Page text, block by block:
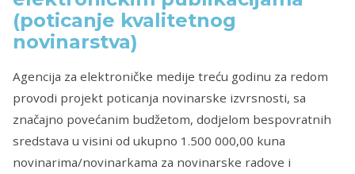
(poticanje kvalitetnog
novinarstva)
Agencija za elektroničke medije treću godinu za redom
provodi projekt poticanja novinarske izvrsnosti, sa
značajno povećanim budžetom, dodjelom bespovratnih
sredstava u visini od ukupno 1.500 000,00 kuna
novinarima/novinarkama za novinarske radove i